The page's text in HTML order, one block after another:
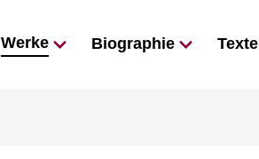
Werke Biographie Texte